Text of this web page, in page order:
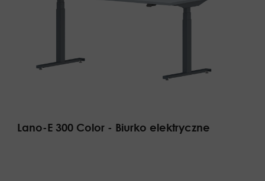
Lano-E 300 Color - Biurko elektryczne